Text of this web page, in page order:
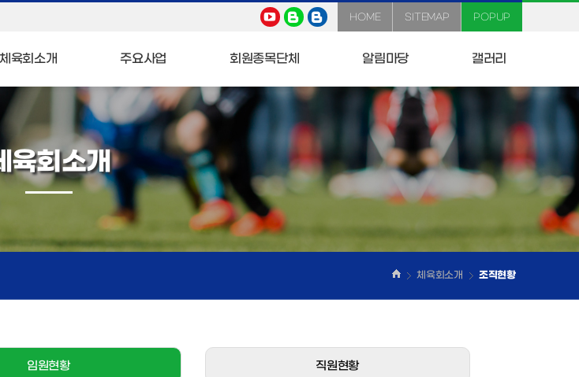
HOME SITEMAP POPUP
체육회소개 주요사업 회원종목단체 알림마당 갤러리
체육회소개 조직현황
육회소개
임원현황 직원현황